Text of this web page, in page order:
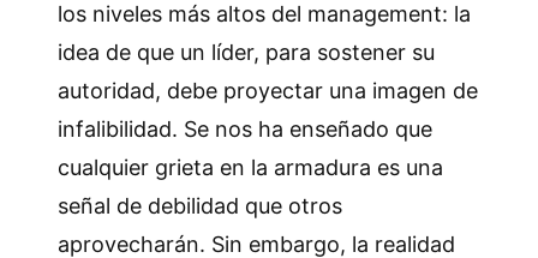
los niveles más altos del management: la
idea de que un líder, para sostener su
autoridad, debe proyectar una imagen de
infalibilidad. Se nos ha enseñado que
cualquier grieta en la armadura es una
señal de debilidad que otros
aprovecharán. Sin embargo, la realidad